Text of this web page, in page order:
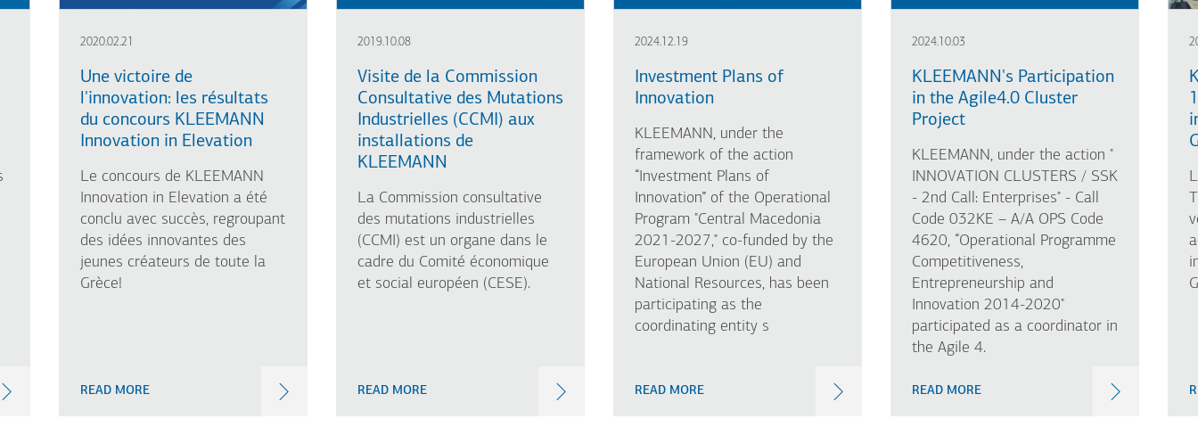
2020.02.21
Une victoire de
l'innovation: les résultats
du concours KLEEMANN
Innovation in Elevation
Le concours de KLEEMANN
Innovation in Elevation a été
conclu avec succès, regroupant
des idées innovantes des
jeunes créateurs de toute la
Grèce!
READ MORE
2019.10.08
Visite de la Commission
Consultative des Mutations
Industrielles (CCMI) aux
installations de
KLEEMANN
La Commission consultative
des mutations industrielles
(CCMI) est un organe dans le
cadre du Comité économique
et social européen (CESE).
READ MORE
2024.12.19
Investment Plans of
Innovation
KLEEMANN, under the
framework of the action
“Investment Plans of
Innovation” of the Operational
Program "Central Macedonia
2021-2027," co-funded by the
European Union (EU) and
National Resources, has been
participating as the
coordinating entity s
READ MORE
2024.10.03
KLEEMANN's Participation
in the Agile4.0 Cluster
Project
KLEEMANN, under the action "
INNOVATION CLUSTERS / SSK
- 2nd Call: Enterprises" - Call
Code 032KE – A/A OPS Code
4620, “Operational Programme
Competitiveness,
Entrepreneurship and
Innovation 2014-2020"
participated as a coordinator in
the Agile 4.
READ MORE